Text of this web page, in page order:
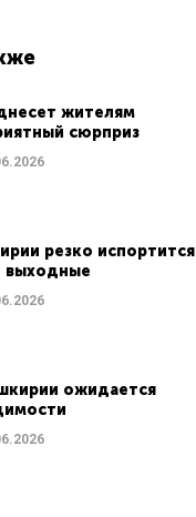
жителям
сюрприз
резко испортится
выходные
ожидается